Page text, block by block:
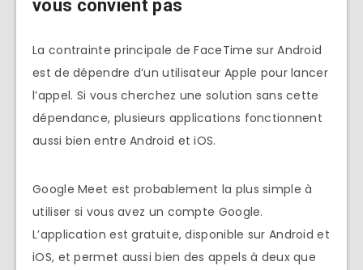
vous convient pas
La contrainte principale de FaceTime sur Android
est de dépendre d’un utilisateur Apple pour lancer
l’appel. Si vous cherchez une solution sans cette
dépendance, plusieurs applications fonctionnent
aussi bien entre Android et iOS.
Google Meet est probablement la plus simple à
utiliser si vous avez un compte Google.
L’application est gratuite, disponible sur Android et
iOS, et permet aussi bien des appels à deux que